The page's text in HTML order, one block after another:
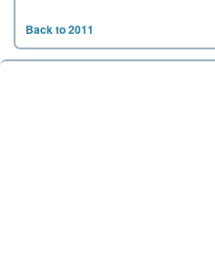
Back to 2011